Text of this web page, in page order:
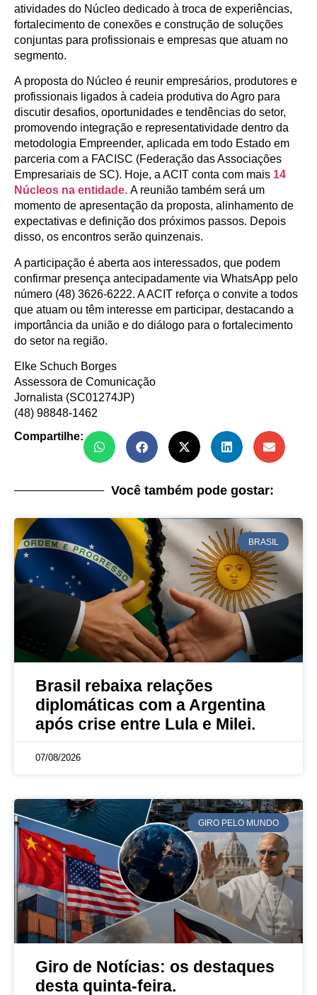
atividades do Núcleo dedicado à troca de experiências,
fortalecimento de conexões e construção de soluções
conjuntas para profissionais e empresas que atuam no
segmento.
A proposta do Núcleo é reunir empresários, produtores e
profissionais ligados à cadeia produtiva do Agro para
discutir desafios, oportunidades e tendências do setor,
promovendo integração e representatividade dentro da
metodologia Empreender, aplicada em todo Estado em
parceria com a FACISC (Federação das Associações
Empresariais de SC). Hoje, a ACIT conta com mais 14
Núcleos na entidade. A reunião também será um
momento de apresentação da proposta, alinhamento de
expectativas e definição dos próximos passos. Depois
disso, os encontros serão quinzenais.
A participação é aberta aos interessados, que podem
confirmar presença antecipadamente via WhatsApp pelo
número (48) 3626-6222. A ACIT reforça o convite a todos
que atuam ou têm interesse em participar, destacando a
importância da união e do diálogo para o fortalecimento
do setor na região.
Elke Schuch Borges
Assessora de Comunicação
Jornalista (SC01274JP)
(48) 98848-1462
Compartilhe:
Você também pode gostar:
BRASIL
Brasil rebaixa relações
diplomáticas com a Argentina
após crise entre Lula e Milei.
07/08/2026
GIRO PELO MUNDO
Giro de Notícias: os destaques
desta quinta-feira.